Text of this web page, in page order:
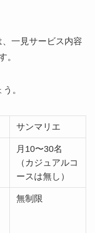
一見サービス内容
。
。
サンマリエ
月10〜30名
（カジュアルコ
ースは無し）
無制限